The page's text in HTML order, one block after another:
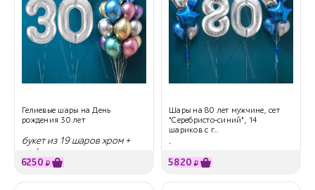
Гелиевые шары на День
рождения 30 лет
букет из 19 шаров хром +
цифры
6250 ₽
Шары на 80 лет мужчине, сет
"Серебристо-синий", 14
шариков с г...
.
5820 ₽